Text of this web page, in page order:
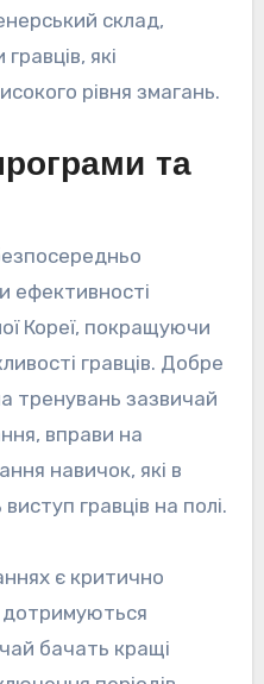
склад,
які
рівня змагань.
та
ефективності
Кореї, покращуючи
гравців. Добре
тренувань зазвичай
вправи на
навичок, які в
гравців на полі.
є критично
бачать кращі